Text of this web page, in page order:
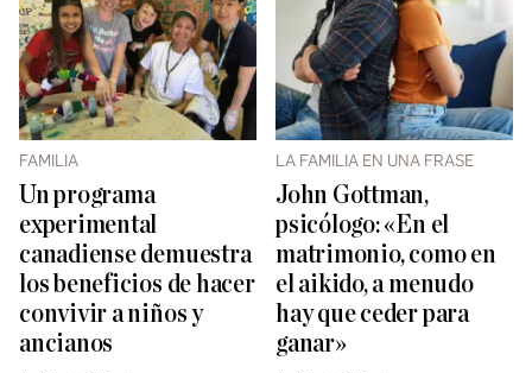
FAMILIA
Un programa
experimental
canadiense demuestra
los beneficios de hacer
convivir a niños y
ancianos
LA FAMILIA EN UNA FRASE
John Gottman,
psicólogo: «En el
matrimonio, como en
el aikido, a menudo
hay que ceder para
ganar»